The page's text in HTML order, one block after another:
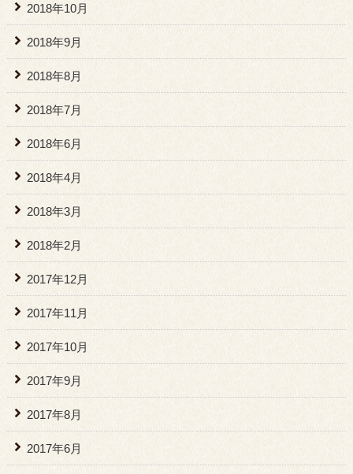
2018年10月
2018年9月
2018年8月
2018年7月
2018年6月
2018年4月
2018年3月
2018年2月
2017年12月
2017年11月
2017年10月
2017年9月
2017年8月
2017年6月